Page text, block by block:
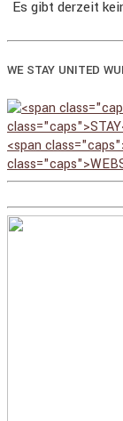
Es gibt derzeit
WE STAY UNITED